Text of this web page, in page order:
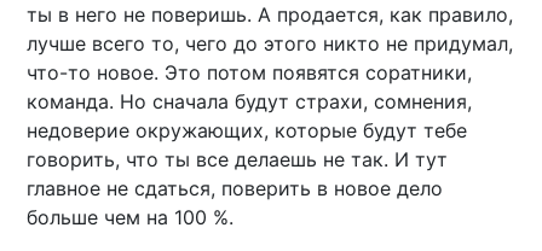
ты в него не поверишь. А продается, как правило,
лучше всего то, чего до этого никто не придумал,
что-то новое. Это потом появятся соратники,
команда. Но сначала будут страхи, сомнения,
недоверие окружающих, которые будут тебе
говорить, что ты все делаешь не так. И тут
главное не сдаться, поверить в новое дело
больше чем на 100 %.